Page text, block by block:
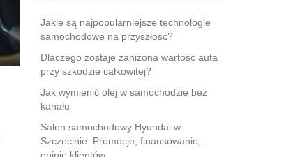
Jakie są najpopularniejsze technologie
samochodowe na przyszłość?
Dlaczego zostaje zaniżona wartość auta
przy szkodzie całkowitej?
Jak wymienić olej w samochodzie bez
kanału
Salon samochodowy Hyundai w
Szczecinie: Promocje, finansowanie,